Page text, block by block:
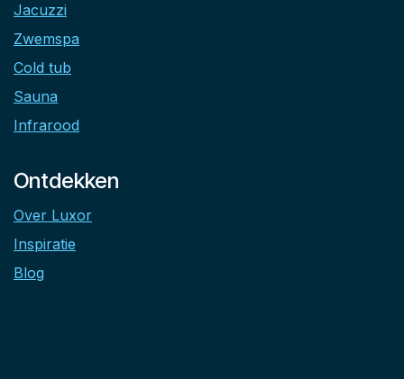
Jacuzzi
Zwemspa
Cold tub
Sauna
Infrarood
Ontdekken
Over Luxor
Inspiratie
Blog